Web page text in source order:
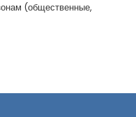
(общественные,